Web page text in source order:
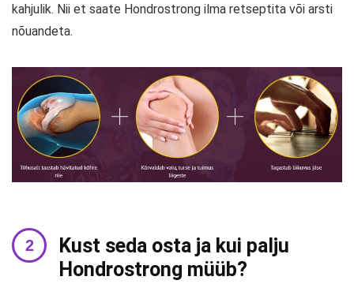
kahjulik. Nii et saate Hondrostrong ilma retseptita või arsti
nõuandeta.
Kust seda osta ja kui palju
Hondrostrong müüb?